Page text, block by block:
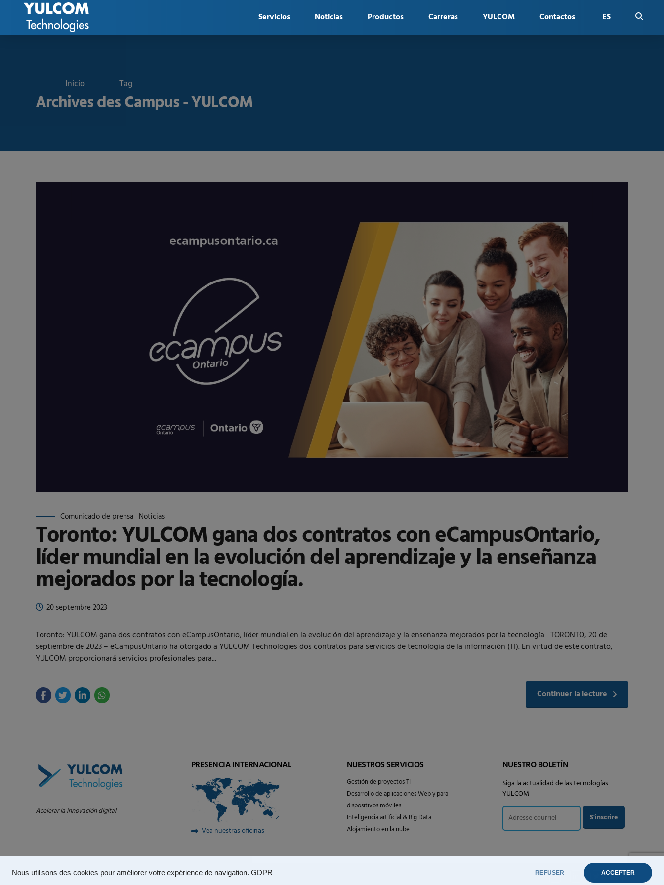
Nous utilisons des cookies pour améliorer votre expérience de navigation. GDPR REFUSER ACCEPTER
Servicios Noticias Productos Carreras YULCOM Contactos ES
Tag
Archives des Campus - YULCOM
Comunicado de prensa Noticias
Toronto: YULCOM gana dos contratos con eCampusOntario,
líder mundial en la evolución del aprendizaje y la enseñanza
mejorados por la tecnología.
20 septembre 2023
Toronto: YULCOM gana dos contratos con eCampusOntario, líder mundial en la evolución del aprendizaje y la enseñanza mejorados por la tecnología TORONTO, 20 de
septiembre de 2023 – eCampusOntario ha otorgado a YULCOM Technologies dos contratos para servicios de tecnología de la información (TI). En virtud de este contrato,
YULCOM proporcionará servicios profesionales para...
Continuer la lecture
Acelerar la innovación digital
PRESENCIA INTERNACIONAL
Vea nuestras oficinas
NUESTROS SERVICIOS
Gestión de proyectos TI
Desarrollo de aplicaciones Web y para
dispositivos móviles
Inteligencia artificial & Big Data
Alojamiento en la nube
NUESTRO BOLETÍN
Siga la actualidad de las tecnologías
YULCOM
© 2024 – YULCOM Technologies |Política de privacidad|Condiciones de uso